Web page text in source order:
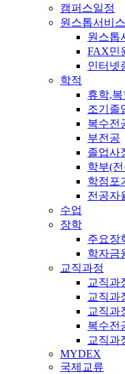
캠퍼스일정
원스톱서비스
원스톱
FAX민
인터넷
학적
휴학,복
조기졸
복수전
부전공
졸업사
학부(
학점포
전공자
수업
장학
주요장
학자금
교직과정
교직과
교직과
교직과
복수전
교직과
MYDEX
국제교류